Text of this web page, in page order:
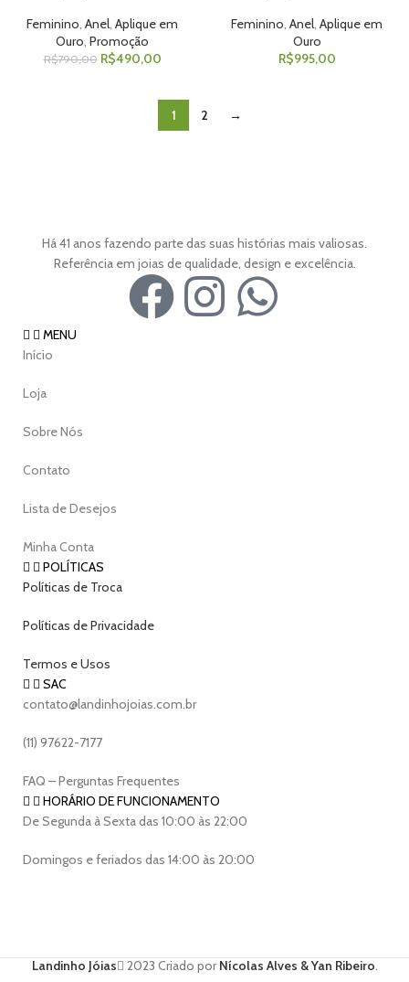
Feminino, Anel, Aplique em
Ouro, Promoção
R$790,00 R$490,00
Feminino, Anel, Aplique em
Ouro
R$995,00
1 2 →
Há 41 anos fazendo parte das suas histórias mais valiosas.
Referência em joias de qualidade, design e excelência.
MENU
Início
Loja
Sobre Nós
Contato
Lista de Desejos
Minha Conta
POLÍTICAS
Políticas de Troca
Políticas de Privacidade
Termos e Usos
SAC
contato@landinhojoias.com.br
(11) 97622-7177
FAQ – Perguntas Frequentes
HORÁRIO DE FUNCIONAMENTO
De Segunda à Sexta das 10:00 às 22:00
Domingos e feriados das 14:00 às 20:00
Landinho Jóias 2023 Criado porNícolas Alves & Yan Ribeiro.